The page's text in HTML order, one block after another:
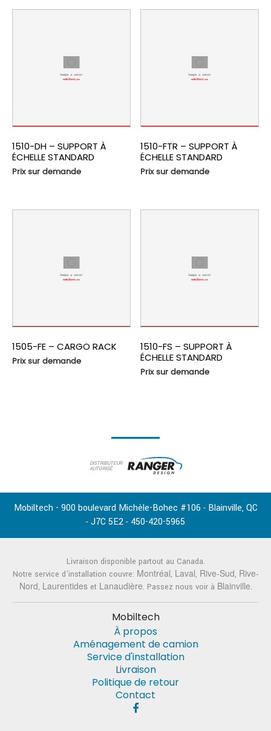
1510-DH – SUPPORT À
ÉCHELLE STANDARD
Prix sur demande
1510-FTR – SUPPORT À
ÉCHELLE STANDARD
Prix sur demande
1505-FE – CARGO RACK
Prix sur demande
1510-FS – SUPPORT À
ÉCHELLE STANDARD
Prix sur demande
DISTRIBUTEUR
AUTORISÉ
Mobiltech - 900 boulevard Michèle-Bohec #106 - Blainville, QC
- J7C 5E2 - 450-420-5965
Livraison disponible partout au Canada.
Notre service d'installation couvre: Montréal, Laval, Rive-Sud, Rive-
Nord, Laurentideset Lanaudière. Passez nous voir à Blainville.
Mobiltech
À propos
Aménagement de camion
Service d'installation
Livraison
Politique de retour
Contact